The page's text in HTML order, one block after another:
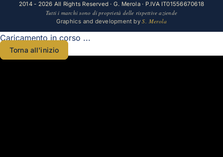
2014 - 2026 All Rights Reserved · G. Merola · P.IVA IT01556670618
Tutti i marchi sono di proprietà delle rispettive aziende
Graphics and development byS. Merola
Caricamento in corso ...
Torna all'inizio